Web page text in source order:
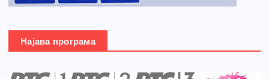
Најава програма